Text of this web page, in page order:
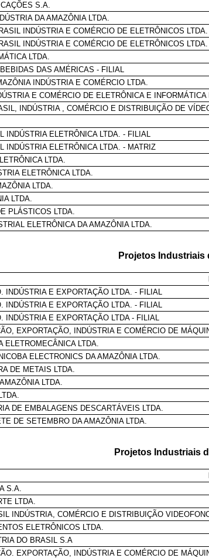
S.A.
DA AMAZÔNIA LTDA.
INDÚSTRIA E COMÉRCIO DE ELETRÔNICOS
INDÚSTRIA E COMÉRCIO DE ELETRÔNICOS LTDA.
LTDA.
DAS AMÉRICAS - FILIAL
INDÚSTRIA E COMÉRCIO LTDA.
E COMÉRCIO DE ELETRÔNICA E INFORMÁTICA
INDÚSTRIA , COMÉRCIO E DISTRIBUIÇÃO DE
INDÚSTRIA ELETRÔNICA LTDA. - FILIAL
INDÚSTRIA ELETRÔNICA LTDA. - MATRIZ
LTDA.
ELETRÔNICA LTDA.
LTDA.
LTDA.
PLÁSTICOS LTDA.
ELETRÔNICA DA AMAZÔNIA LTDA.
Projetos Industriais
INDÚSTRIA E EXPORTAÇÃO LTDA. - FILIAL
INDÚSTRIA E EXPORTAÇÃO LTDA. - FILIAL
INDÚSTRIA E EXPORTAÇÃO LTDA - FILIAL
EXPORTAÇÃO, INDÚSTRIA E COMÉRCIO DE
ELETROMECÂNICA LTDA.
ELECTRONICS DA AMAZÔNIA LTDA.
DE METAIS LTDA.
LTDA.
DE EMBALAGENS DESCARTÁVEIS LTDA.
DE SETEMBRO DA AMAZÔNIA LTDA.
Projetos Industriais
S.A.
LTDA.
INDÚSTRIA, COMÉRCIO E DISTRIBUIÇÃO
ELETRÔNICOS LTDA.
DO BRASIL S.A
EXPORTAÇÃO, INDÚSTRIA E COMÉRCIO DE